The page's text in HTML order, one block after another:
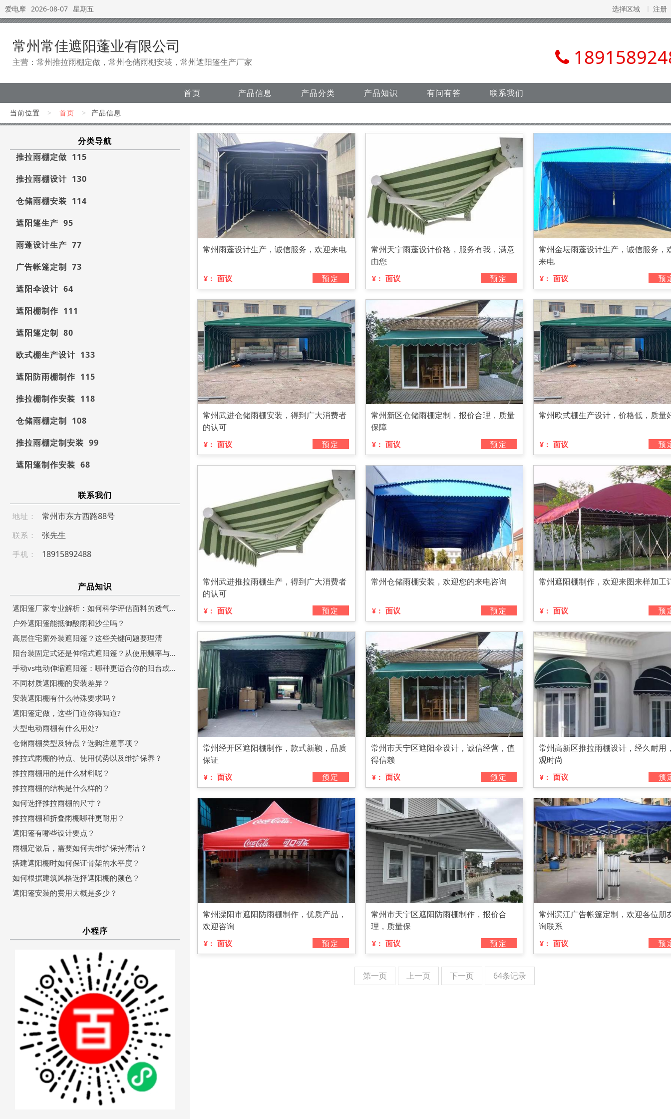
爱电摩 2026-08-07 星期五 选择区域 注册
常州常佳遮阳蓬业有限公司
主营：常州推拉雨棚定做，常州仓储雨棚安装，常州遮阳篷生产厂家
首页 产品信息 产品分类 产品知识 有问有答 联系我们
当前位置 > 首页 > 产品信息
分类导航
推拉雨棚定做 115
推拉雨棚设计 130
仓储雨棚安装 114
遮阳篷生产 95
雨蓬设计生产 77
广告帐篷定制 73
遮阳伞设计 64
遮阳棚制作 111
遮阳篷定制 80
欧式棚生产设计 133
遮阳防雨棚制作 115
推拉棚制作安装 118
仓储雨棚定制 108
推拉雨棚定制安装 99
遮阳篷制作安装 68
联系我们
地址： 常州市东方西路88号
联系： 张先生
手机： 189 158 9 248 8
产品知识
遮阳篷厂家专业解析：如何科学评估面料的透气性能？
户外遮阳篷能抵御酸雨和沙尘吗？
高层住宅窗外装遮阳篷？这些关键问题要理清
阳台装固定式还是伸缩式遮阳篷？从使用频率与空间利用角度分析
手动vs电动伸缩遮阳篷：哪种更适合你的阳台或商铺？
不同材质遮阳棚的安装差异？
安装遮阳棚有什么特殊要求吗？
遮阳篷定做，这些门道你得知道?
大型电动雨棚有什么用处?
仓储雨棚类型及特点？选购注意事项？
推拉式雨棚的特点、使用优势以及维护保养？
推拉雨棚用的是什么材料呢？
推拉雨棚的结构是什么样的？
如何选择推拉雨棚的尺寸？
推拉雨棚和折叠雨棚哪种更耐用？
遮阳篷有哪些设计要点？
雨棚定做后，需要如何去维护保持清洁？
搭建遮阳棚时如何保证骨架的水平度？
如何根据建筑风格选择遮阳棚的颜色？
遮阳篷安装的费用大概是多少？
小程序
常州雨蓬设计生产，诚信服务，欢迎来电
¥： 面议 预定
常州天宁雨蓬设计价格，服务有我，满意
由您
¥： 面议 预定
常州金坛雨蓬设计生产，诚信服务，
来电
¥： 面议 预
常州武进仓储雨棚安装，得到广大消费者
的认可
¥： 面议 预定
常州新区仓储雨棚定制，报价合理，质量
保障
¥： 面议 预定
常州欧式棚生产设计，价格低，质量
¥： 面议 预
常州武进推拉雨棚生产，得到广大消费者
的认可
¥： 面议 预定
常州仓储雨棚安装，欢迎您的来电咨询
¥： 面议 预定
常州遮阳棚制作，欢迎来图来样加工
¥： 面议 预
常州经开区遮阳棚制作，款式新颖，品质
保证
¥： 面议 预定
常州市天宁区遮阳伞设计，诚信经营，值
得信赖
¥： 面议 预定
常州高新区推拉雨棚设计，经久耐用
观时尚
¥： 面议 预
常州溧阳市遮阳防雨棚制作，优质产品，
欢迎咨询
¥： 面议 预定
常州市天宁区遮阳防雨棚制作，报价合
理，质量保
¥： 面议 预定
常州滨江广告帐篷定制，欢迎各位朋
询联系
¥： 面议 预
第一页 上一页 下一页 64条记录